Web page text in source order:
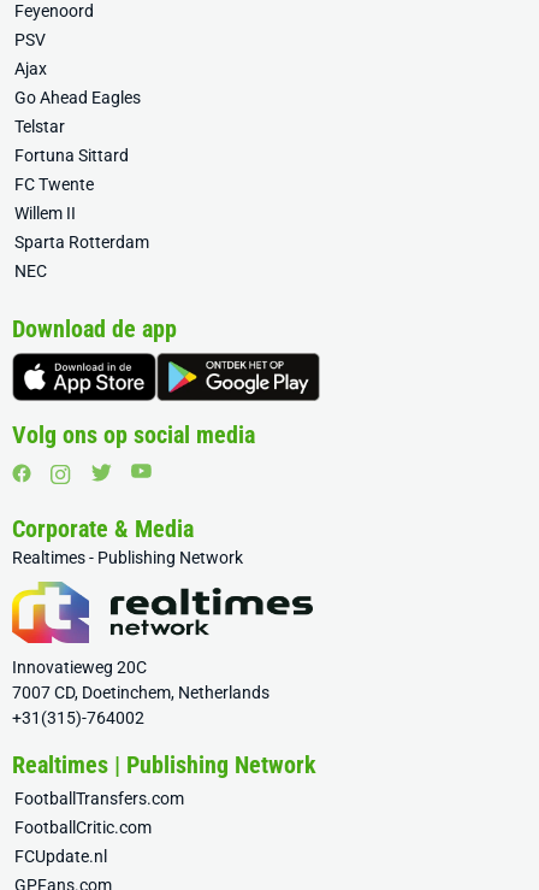
Feyenoord
PSV
Ajax
Go Ahead Eagles
Telstar
Fortuna Sittard
FC Twente
Willem II
Sparta Rotterdam
NEC
Download de app
Volg ons op social media
Corporate & Media
Realtimes - Publishing Network
Innovatieweg 20C
7007 CD, Doetinchem, Netherlands
+31(315)-764002
Realtimes | Publishing Network
FootballTransfers.com
FootballCritic.com
FCUpdate.nl
GPFans.com